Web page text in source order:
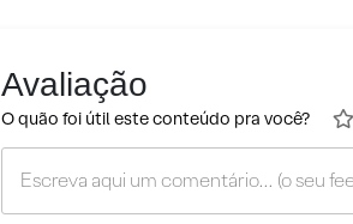
Avaliação
O quão foi útil este conteúdo pra você?